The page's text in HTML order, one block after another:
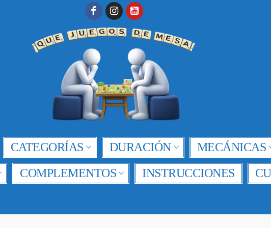
CATEGORÍAS DURACIÓN MECÁNICAS
COMPLEMENTOS INSTRUCCIONES